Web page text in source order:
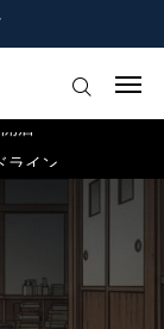
店
イン
店
ライン